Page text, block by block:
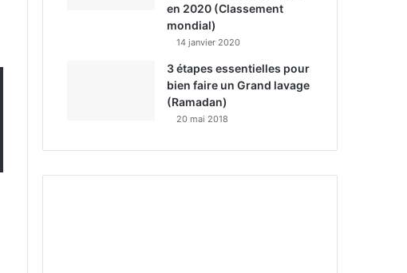
en 2020 (Classement
mondial)
14 janvier 2020
3 étapes essentielles pour
bien faire un Grand lavage
(Ramadan)
20 mai 2018